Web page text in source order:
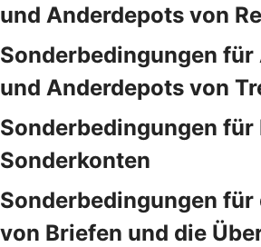
und Anderdepots von
Sonderbedingungen
und Anderdepots von
Sonderbedingungen
Sonderkonten
Sonderbedingungen
von Briefen und die